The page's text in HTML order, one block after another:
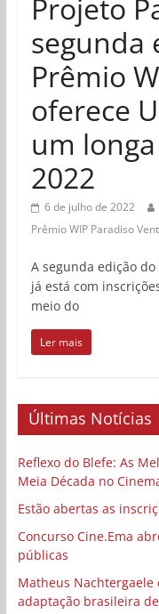
Projeto
segunda
Prêmio
oferece
um
2022
6 de julho de 2022
Prêmio WIP Paradiso
A segunda edição
já está com
meio do
Ler mais
Últimas Notícias
Reflexo do Blefe: As
Meia Década no
Estão abertas as
Concurso Cine.Ema
públicas
Matheus
adaptação brasileira